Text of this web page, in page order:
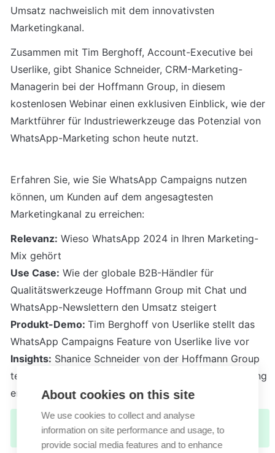
Umsatz nachweislich mit dem innovativsten
Marketingkanal.
Zusammen mit Tim Berghoff, Account-Executive bei
Userlike, gibt Shanice Schneider, CRM-Marketing-
Managerin bei der Hoffmann Group, in diesem
kostenlosen Webinar einen exklusiven Einblick, wie der
Marktführer für Industriewerkzeuge das Potenzial von
WhatsApp-Marketing schon heute nutzt.
Erfahren Sie, wie Sie WhatsApp Campaigns nutzen
können, um Kunden auf dem angesagtesten
Marketingkanal zu erreichen:
Relevanz: Wieso WhatsApp 2024 in Ihren Marketing-
Use Case: Wie der globale B2B-Händler für
Qualitätswerkzeuge Hoffmann Group mit Chat und
Produkt-Demo: Tim Berghoff von Userlike stellt das
Insights: Shanice Schneider von der Hoffmann Group
teilt ihre Learnings und Tipps, um WhatsApp-Marketing
erfolgreich im Unternehmen einzuführen.
Webinar ansehen
About cookies on this site
We use cookies to collect and analyse
information on site performance and usage, to
provide social media features and to enhance